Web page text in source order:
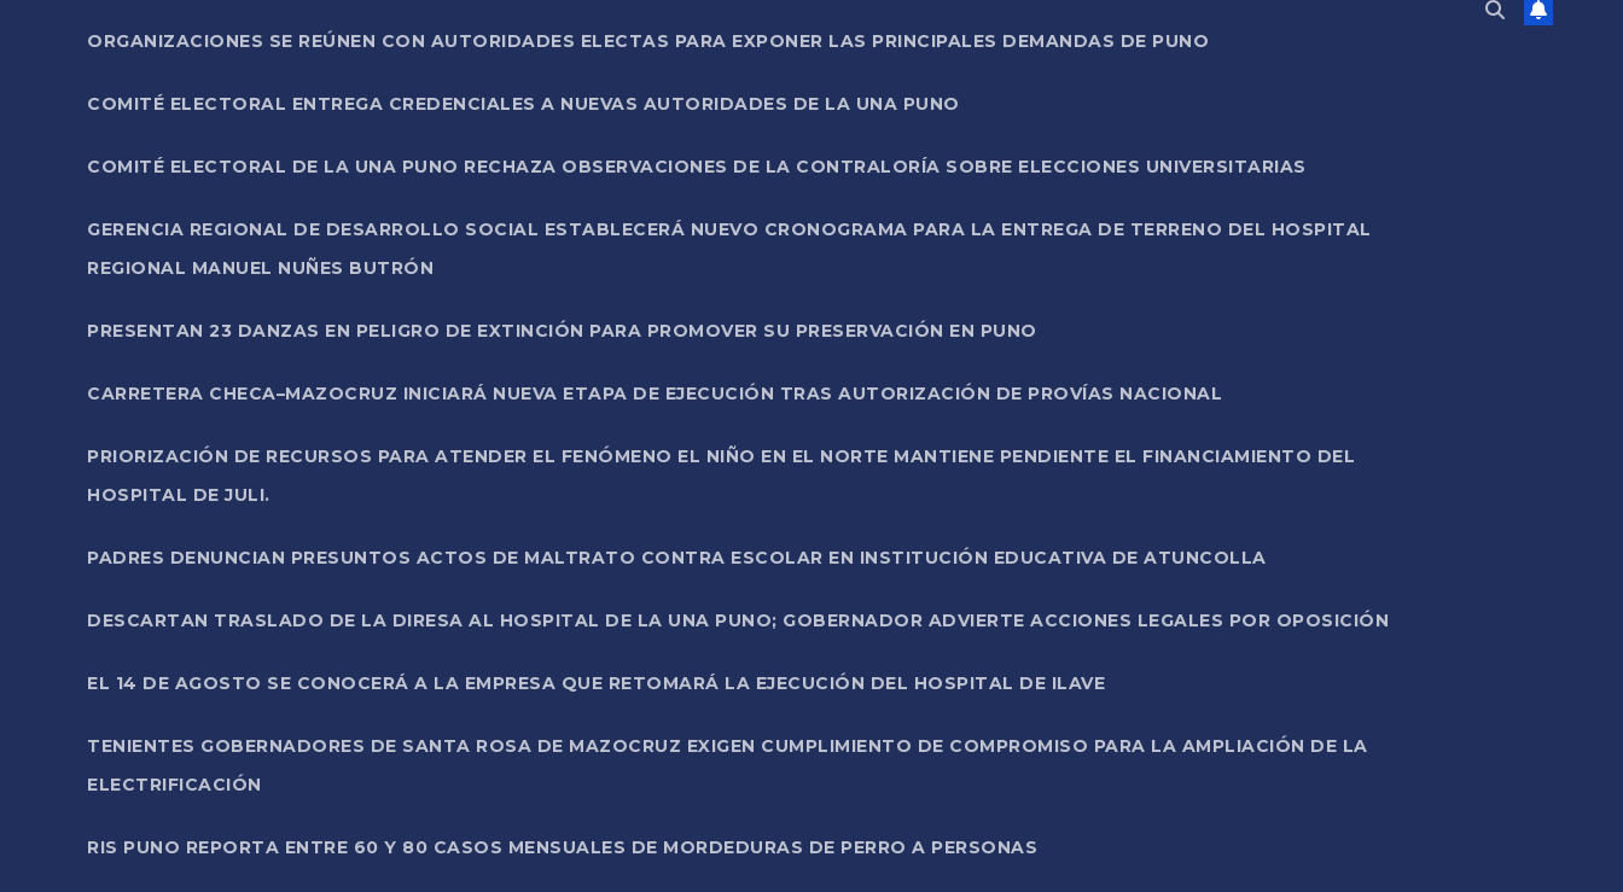
ORGANIZACIONES SE REÚNEN CON AUTORIDADES ELECTAS PARA EXPONER LAS PRINCIPALES DEMANDAS DE PUNO
COMITÉ ELECTORAL ENTREGA CREDENCIALES A NUEVAS AUTORIDADES DE LA UNA PUNO
COMITÉ ELECTORAL DE LA UNA PUNO RECHAZA OBSERVACIONES DE LA CONTRALORÍA SOBRE ELECCIONES UNIVERSITARIAS
GERENCIA REGIONAL DE DESARROLLO SOCIAL ESTABLECERÁ NUEVO CRONOGRAMA PARA LA ENTREGA DE TERRENO DEL HOSPITAL
REGIONAL MANUEL NUÑES BUTRÓN
PRESENTAN 23 DANZAS EN PELIGRO DE EXTINCIÓN PARA PROMOVER SU PRESERVACIÓN EN PUNO
CARRETERA CHECA–MAZOCRUZ INICIARÁ NUEVA ETAPA DE EJECUCIÓN TRAS AUTORIZACIÓN DE PROVÍAS NACIONAL
PRIORIZACIÓN DE RECURSOS PARA ATENDER EL FENÓMENO EL NIÑO EN EL NORTE MANTIENE PENDIENTE EL FINANCIAMIENTO DEL
HOSPITAL DE JULI.
PADRES DENUNCIAN PRESUNTOS ACTOS DE MALTRATO CONTRA ESCOLAR EN INSTITUCIÓN EDUCATIVA DE ATUNCOLLA
DESCARTAN TRASLADO DE LA DIRESA AL HOSPITAL DE LA UNA PUNO; GOBERNADOR ADVIERTE ACCIONES LEGALES POR OPOSICIÓN
EL 14 DE AGOSTO SE CONOCERÁ A LA EMPRESA QUE RETOMARÁ LA EJECUCIÓN DEL HOSPITAL DE ILAVE
TENIENTES GOBERNADORES DE SANTA ROSA DE MAZOCRUZ EXIGEN CUMPLIMIENTO DE COMPROMISO PARA LA AMPLIACIÓN DE LA
ELECTRIFICACIÓN
RIS PUNO REPORTA ENTRE 60 Y 80 CASOS MENSUALES DE MORDEDURAS DE PERRO A PERSONAS